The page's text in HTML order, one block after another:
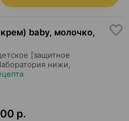
baby, молочко,
[защитное
нижи
р.